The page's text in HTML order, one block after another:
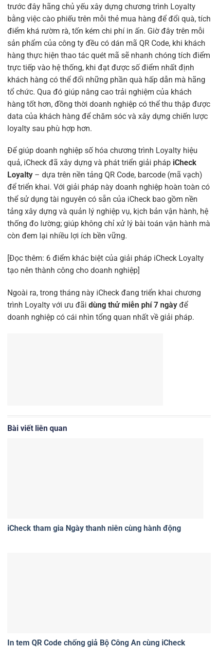
trước đây hãng chủ yếu xây dựng chương trình Loyalty
bằng việc cào phiếu trên mỗi thẻ mua hàng để đổi quà, tích
điểm khá rườm rà, tốn kém chi phí in ấn. Giờ đây trên mỗi
sản phẩm của công ty đều có dán mã QR Code, khi khách
hàng thực hiện thao tác quét mã sẽ nhanh chóng tích điểm
trực tiếp vào hệ thống, khi đạt được số điểm nhất định
khách hàng có thể đổi những phần quà hấp dẫn mà hãng
tổ chức. Qua đó giúp nâng cao trải nghiệm của khách
hàng tốt hơn, đồng thời doanh nghiệp có thể thu thập được
data của khách hàng để chăm sóc và xây dựng chiến lược
loyalty sau phù hợp hơn.
Để giúp doanh nghiệp số hóa chương trình Loyalty hiệu
quả, iCheck đã xây dựng và phát triển giải pháp iCheck
Loyalty – dựa trên nền tảng QR Code, barcode (mã vạch)
để triển khai. Với giải pháp này doanh nghiệp hoàn toàn có
thể sử dụng tài nguyên có sẵn của iCheck bao gồm nền
tảng xây dựng và quản lý nghiệp vụ, kịch bản vận hành, hệ
thống đo lường; giúp không chỉ xử lý bài toán vận hành mà
còn đem lại nhiều lợi ích bền vững.
[Đọc thêm: 6 điểm khác biệt của giải pháp iCheck Loyalty
tạo nên thành công cho doanh nghiệp]
Ngoài ra, trong tháng này iCheck đang triển khai chương
trình Loyalty với ưu đãi dùng thử miễn phí 7 ngày để
doanh nghiệp có cái nhìn tổng quan nhất về giải pháp.
Bài viết liên quan
iCheck tham gia Ngày thanh niên cùng hành động
In tem QR Code chống giả Bộ Công An cùng iCheck